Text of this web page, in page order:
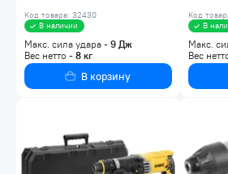
Код товара: 32430
В наличии
Макс. сила удара - 9 Дж
Вес нетто - 8 кг
В корзину
Код
В
Макс.
Вес